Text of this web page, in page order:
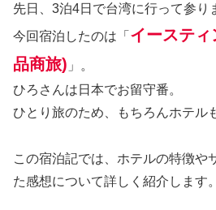
先日、3泊4日で台湾に行って参り
今回宿泊したのは「 イーステ
品商旅) 」。
ひろさんは日本でお留守番。
ひとり旅のため、もちろんホテル
この宿泊記では、ホテルの特徴や
た感想について詳しく紹介します。